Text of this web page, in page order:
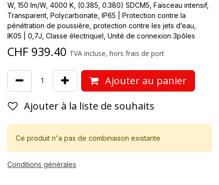
W, 150 lm/W, 4000 K, (0.385, 0.380) SDCM5, Faisceau intensif,
Transparent, Polycarbonate, IP65 | Protection contre la
pénétration de poussière, protection contre les jets d’eau,
IK05 | 0,7J, Classe électriqueI, Unité de connexion 3pôles
CHF 939.40 TVA incluse, hors frais de port
Ajouter au panier
Ajouter à la liste de souhaits
Ce produit n'a pas de combinaison existante
Conditions générales